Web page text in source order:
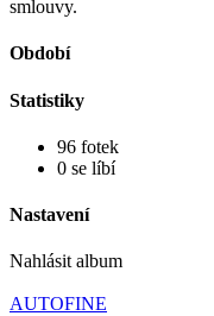
smlouvy.
Období
Statistiky
96 fotek
0 se líbí
Nastavení
Nahlásit album
AUTOFINE